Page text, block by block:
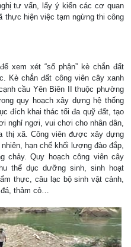
tư vấn, lấy ý kiến các cơ quan
thực hiện việc tạm ngừng thi công
xem xét “số phận” kè chắn đất
Kè chắn đất công viên cây xanh
cầu Yên Biên II thuộc phường
quy hoạch xây dựng hệ thống
đích khai thác tối đa quỹ đất, tạo
nghỉ ngơi, vui chơi cho nhân dân,
thị xã. Công viên được xây dựng
hạn chế khối lượng đào đắp,
chảy. Quy hoạch công viên cây
thể dục dưỡng sinh, sinh hoạt
thực, câu lạc bộ sinh vật cảnh,
thảm cỏ…